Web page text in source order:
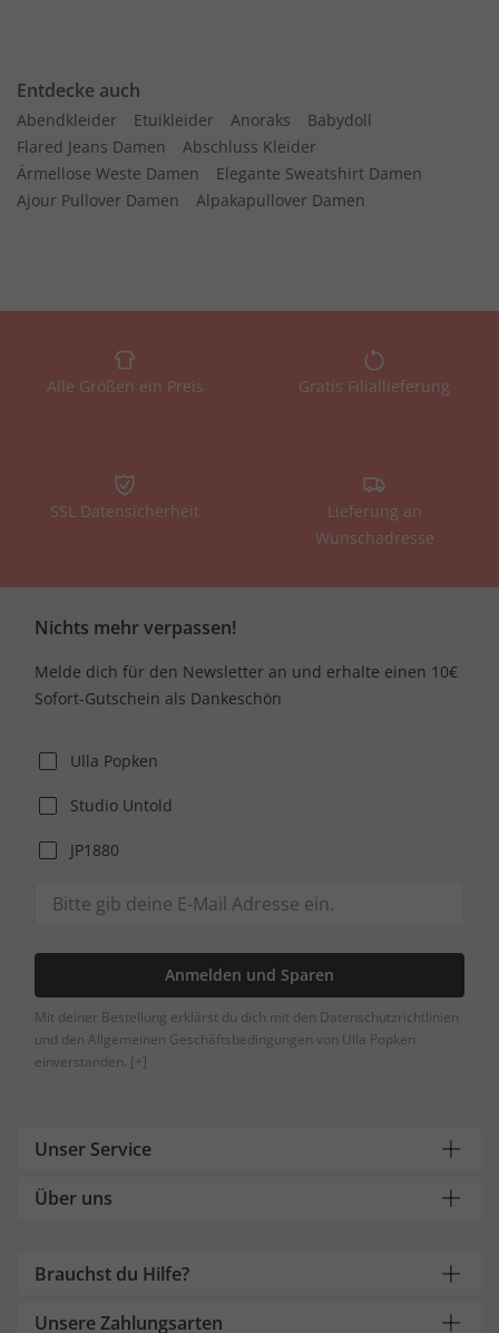
Entdecke auch
Abendkleider Etuikleider Anoraks
Babydoll
Flared Jeans Damen
Abschluss Kleider
Ärmellose Weste Damen
Elegante Sweatshirt Damen
Ajour Pullover Damen
Alpakapullover Damen
Alle Größen ein Preis Gratis Filiallieferung
SSL Datensicherheit
Lieferung an
Wunschadresse
Nichts mehr verpassen!
Melde dich für den Newsletter an und erhalte einen 10€
Sofort-Gutschein als Dankeschön
Ulla Popken
Studio Untold
JP1880
Anmelden und Sparen
Mit deiner Bestellung erklärst du dich mit den Datenschutzrichtlinien
und den Allgemeinen Geschäftsbedingungen von Ulla Popken
einverstanden. [+]
Unser Service
Über uns
Brauchst du Hilfe?
Unsere Zahlungsarten